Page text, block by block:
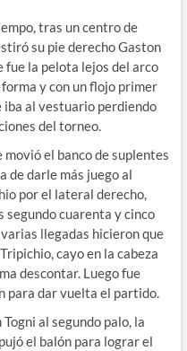
tras un centro de
su pie derecho Gaston
fue la pelota lejos del arco
y con un flojo primer
iba al vestuario perdiendo
del torneo.
el banco de suplentes
de darle más juego al
por el lateral derecho,
segundo cuarenta y cinco
llegadas hicieron que
cayo en la cabeza
descontar. Luego fue
para dar vuelta el partido.
al segundo palo, la
el balón para lograr el